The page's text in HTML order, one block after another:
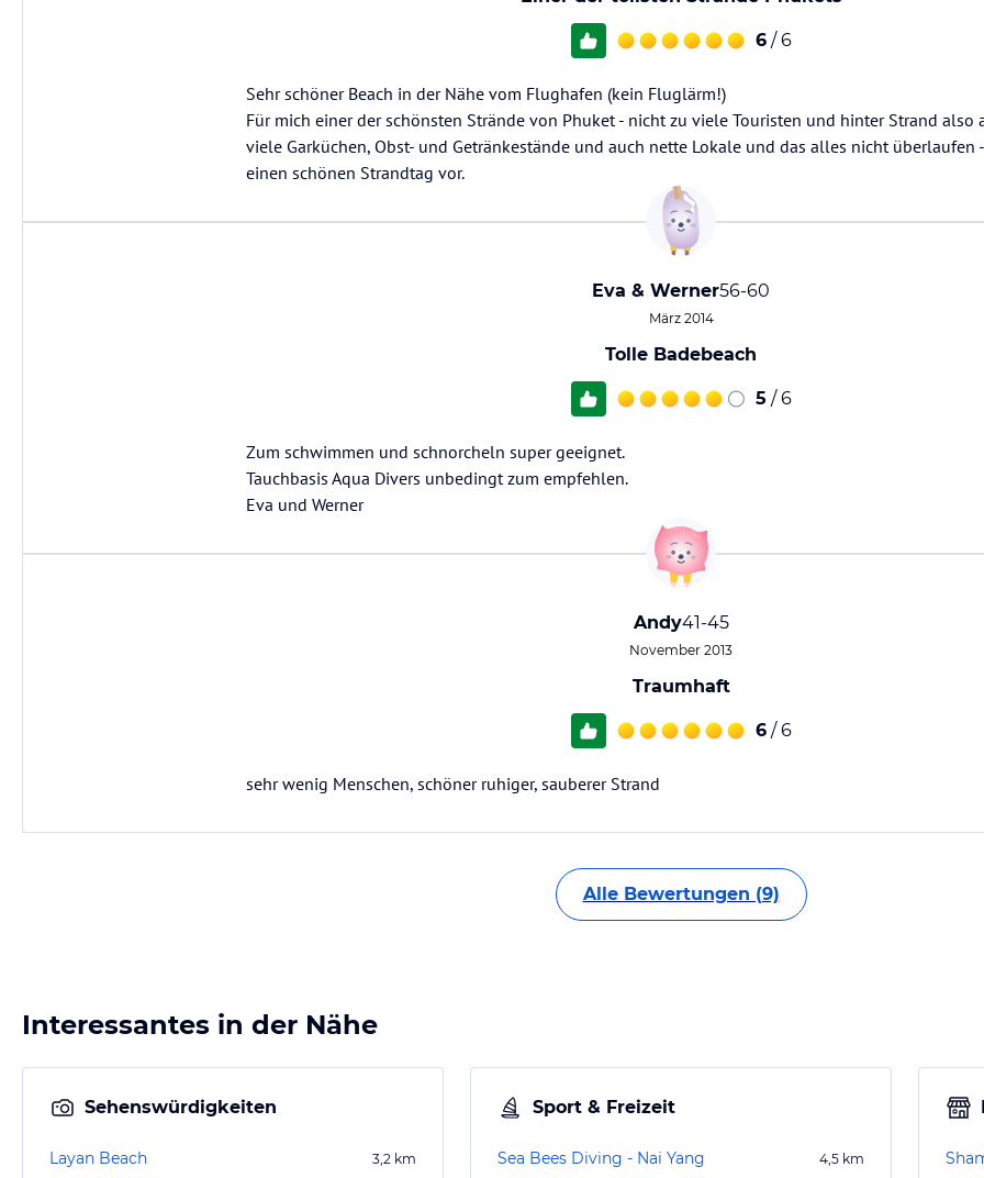
6 / 6
Sehr schöner Beach in der Nähe vom Flughafen (kein Fluglärm!)
Für mich einer der schönsten Strände von Phuket - nicht zu viele Touristen und hinter Strand also
viele Garküchen, Obst- und Getränkestände und auch nette Lokale und das alles nicht überlaufen
einen schönen Strandtag vor.
Eva & Werner56-60
März 2014
Tolle Badebeach
5 / 6
Zum schwimmen und schnorcheln super geeignet.
Tauchbasis Aqua Divers unbedingt zum empfehlen.
Eva und Werner
Andy41-45
November 2013
Traumhaft
6 / 6
sehr wenig Menschen, schöner ruhiger, sauberer Strand
Alle Bewertungen (9)
Interessantes in der Nähe
Sehenswürdigkeiten
Layan Beach 3,2 km
Sport & Freizeit
Sea Bees Diving - Nai Yang 4,5 km